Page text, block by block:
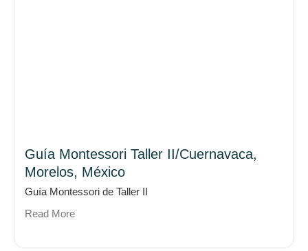
Guía Montessori Taller II/Cuernavaca,
Morelos, México
Guía Montessori de Taller II
Read More